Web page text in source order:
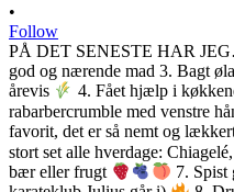
•
Follow
PÅ DET SENESTE HAR
god og nærende mad 3. Bagt
årevis
4. Fået hjælp i
rabarbercrumble med venstre
favorit, det er så nemt og
stort set alle hverdage:
bær eller frugt
7. Spist